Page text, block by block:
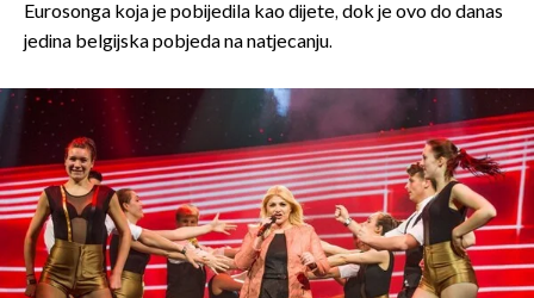
Eurosonga koja je pobijedila kao dijete, dok je ovo do danas
jedina belgijska pobjeda na natjecanju.